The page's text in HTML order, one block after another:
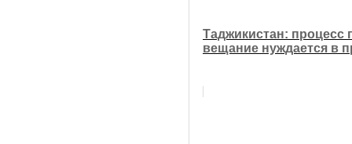
Таджикистан:
вещание нуждается в